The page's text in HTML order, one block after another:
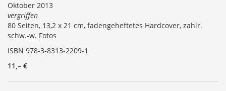
Oktober 2013
vergriffen
80 Seiten, 13,2 x 21 cm, fadengeheftetes Hardcover, zahlr.
schw.-w. Fotos
ISBN 978-3-8313-2209-1
11,– €